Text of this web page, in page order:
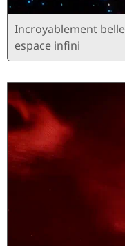
Incroyablement
espace infini